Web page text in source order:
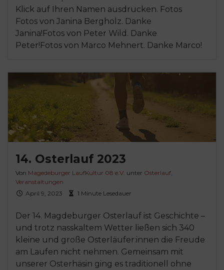
Klick auf Ihren Namen ausdrucken. Fotos
Fotos von Janina Bergholz. Danke
Janina!Fotos von Peter Wild. Danke
Peter!Fotos von Marco Mehnert. Danke Marco!
14. Osterlauf 2023
Von Magedeburger LaufKultur 08 e.V. unter Osterlauf
Veranstaltungen
April 9, 2023
1 Minute Lesedauer
Der 14. Magdeburger Osterlauf ist Geschichte –
und trotz nasskaltem Wetter ließen sich 340
kleine und große Osterläufer:innen die Freude
am Laufen nicht nehmen. Gemeinsam mit
unserer Osterhäsin ging es traditionell ohne